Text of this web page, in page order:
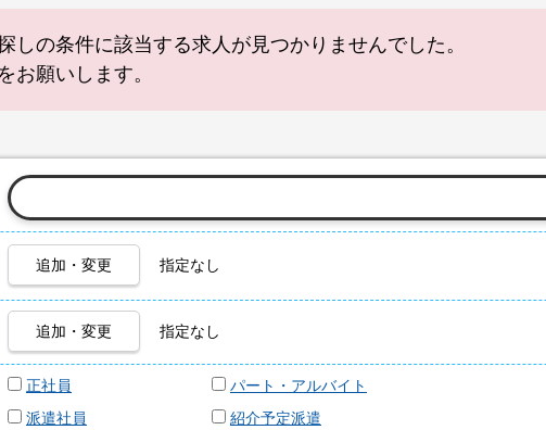
しの条件に該当する求人が見つかりませんでした。
お願いします。
追加・変更 指定なし
追加・変更 指定なし
正社員
パート・アルバイト
派遣社員
紹介予定派遣